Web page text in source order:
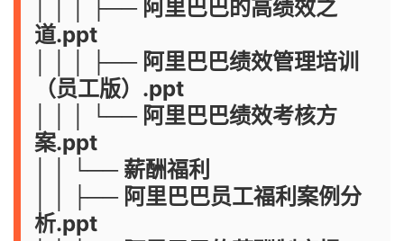
│ │ │ ├── 阿里巴巴的高绩效之
道.ppt
│ │ │ ├── 阿里巴巴绩效管理培训
（员工版）.ppt
│ │ │ └── 阿里巴巴绩效考核方
案.ppt
│ │ └── 薪酬福利
│ │ ├── 阿里巴巴员工福利案例分
析.ppt